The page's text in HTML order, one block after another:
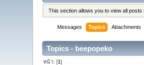
This section allows you to view all
Messages Topics Attachments
Topics - beepopeko
หน้า: [1]